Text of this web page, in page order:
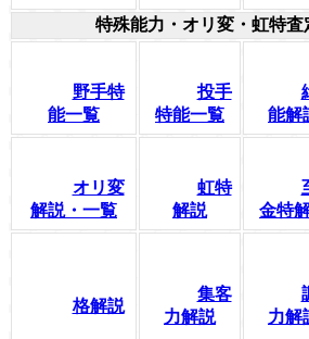
特殊能力・オリ変・虹特査
野手特
能一覧
投手
特能一覧
能解
オリ変
解説・一覧
虹特
解説
金特
格解説
集客
力解説
力解